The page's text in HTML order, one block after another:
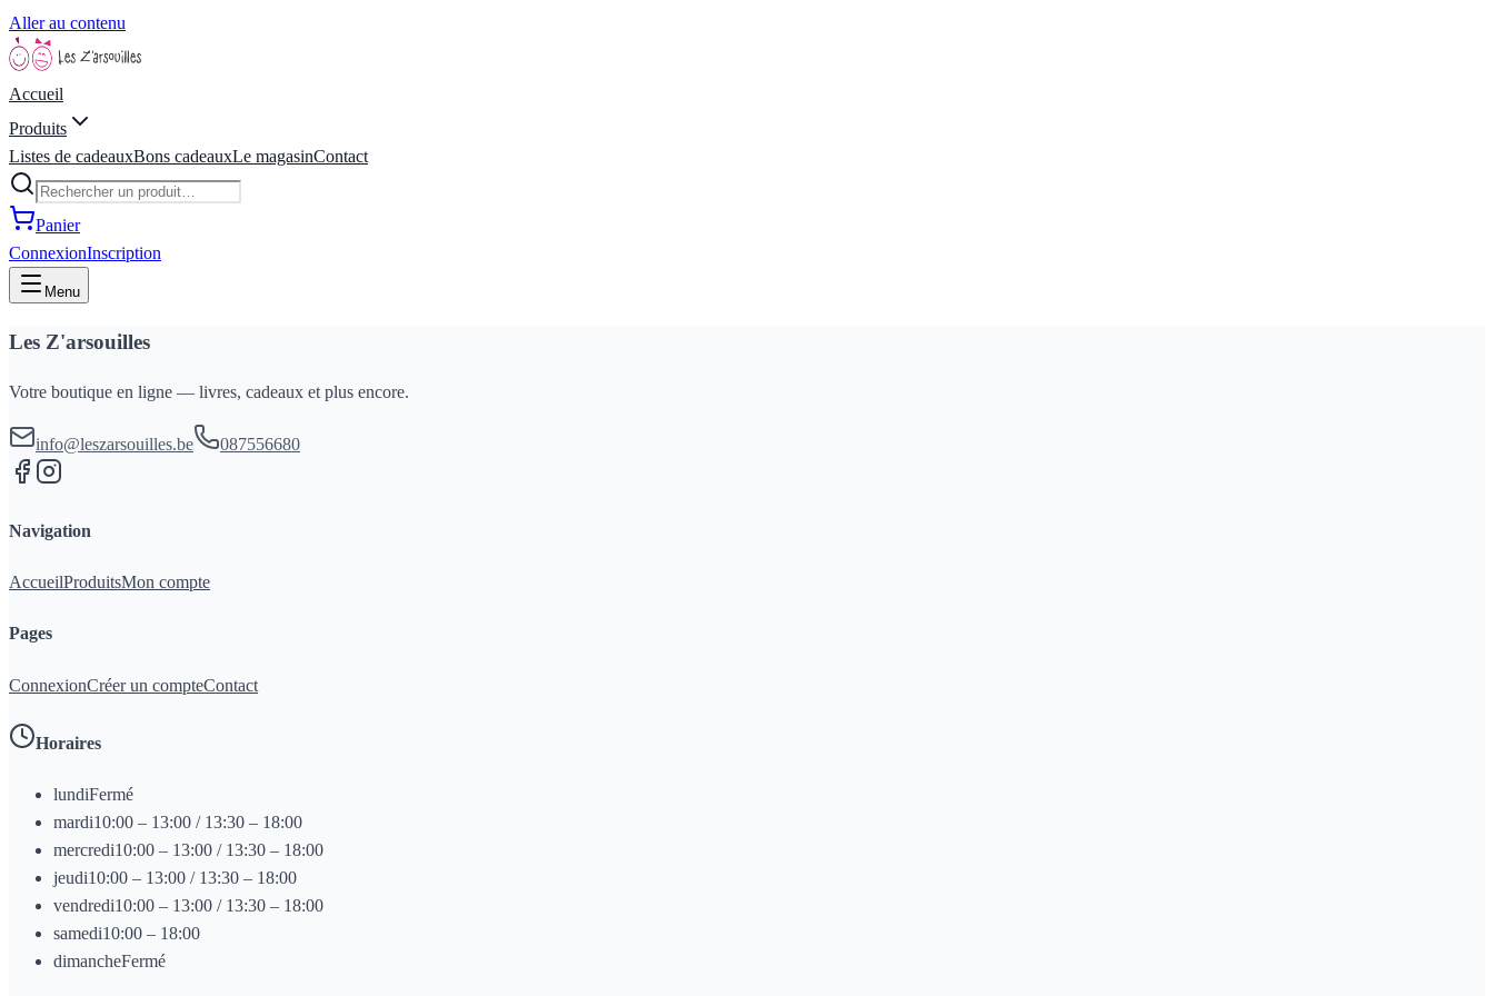
Aller au contenu
Accueil
Produits
Listes de cadeauxBons cadeauxLe magasinContact
Panier
ConnexionInscription
Menu
Les Z'arsouilles
Votre boutique en ligne — livres, cadeaux et plus encore.
info@leszarsouilles.be 087556680
Navigation
AccueilProduitsMon compte
Pages
ConnexionCréer un compteContact
Horaires
lundiFermé
mardi10:00 – 13:00 / 13:30 – 18:00
mercredi10:00 – 13:00 / 13:30 – 18:00
jeudi10:00 – 13:00 / 13:30 – 18:00
vendredi10:00 – 13:00 / 13:30 – 18:00
samedi10:00 – 18:00
dimancheFermé